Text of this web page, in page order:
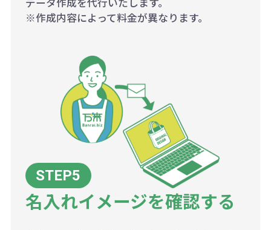
※作成内容によって料金が異なります。
名入れイメージを確認する